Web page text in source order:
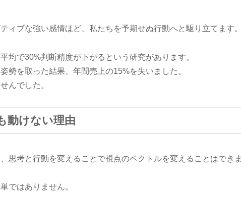
ィブな強い感情ほど、私たちを予期せぬ行動へと駆り立てます
均で30%判断精度が下がるという研究があります。
勢を取った結果、年間売上の15%を失いました。
んでした。
動けない理由
思考と行動を変えることで視点のベクトルを変えることはでき
ではありません。